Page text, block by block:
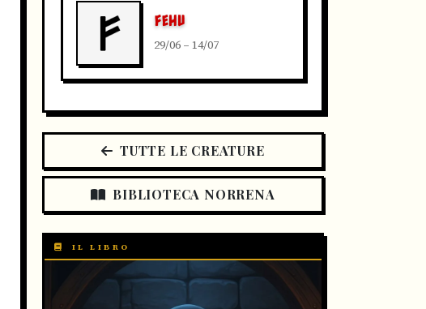
FEHU
29/06 – 14/07
TUTTE LE CREATURE
BIBLIOTECA NORRENA
IL LIBRO